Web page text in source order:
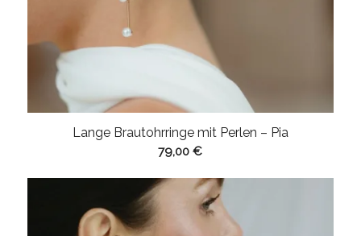
Lange Brautohrringe mit Perlen – Pia
79,00€